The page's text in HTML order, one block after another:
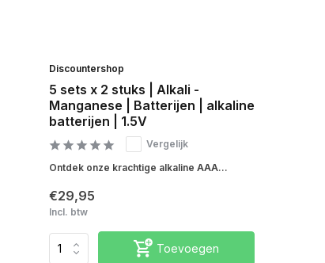
Discountershop
5 sets x 2 stuks | Alkali -
Manganese | Batterijen | alkaline
batterijen | 1.5V
Vergelijk
Ontdek onze krachtige alkaline AAA...
€29,95
Incl. btw
Toevoegen